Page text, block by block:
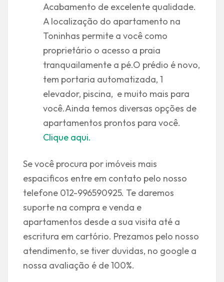
Acabamento de excelente qualidade.
A localização do apartamento na
Toninhas permite a você como
proprietário o acesso a praia
tranquailamente a pé.O prédio é novo,
tem portaria automatizada, 1
elevador, piscina, e muito mais para
você.Ainda temos diversas opções de
apartamentos prontos para você.
Clique aqui.
Se você procura por imóveis mais
espacificos entre em contato pelo nosso
telefone 012-996590925. Te daremos
suporte na compra e venda e
apartamentos desde a sua visita até a
escritura em cartório. Prezamos pelo nosso
atendimento, se tiver duvidas, no google a
nossa avaliação é de 100%.